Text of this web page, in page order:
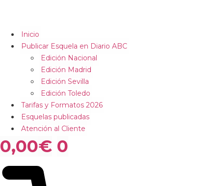
Inicio
Publicar Esquela en Diario ABC
Edición Nacional
Edición Madrid
Edición Sevilla
Edición Toledo
Tarifas y Formatos 2026
Esquelas publicadas
Atención al Cliente
0,00€ 0